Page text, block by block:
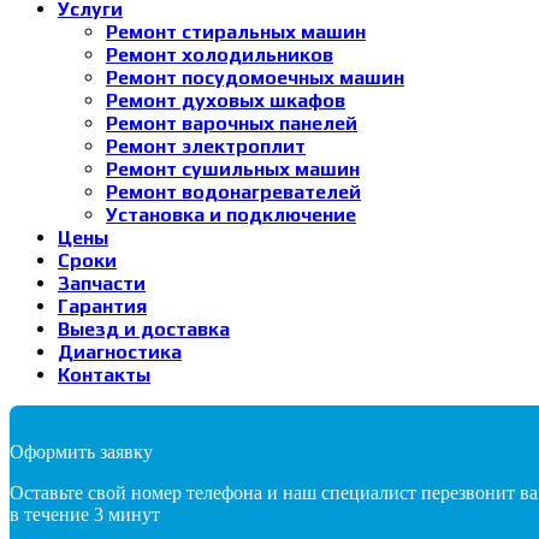
Услуги
Ремонт стиральных машин
Ремонт холодильников
Ремонт посудомоечных машин
Ремонт духовых шкафов
Ремонт варочных панелей
Ремонт электроплит
Ремонт сушильных машин
Ремонт водонагревателей
Установка и подключение
Цены
Сроки
Запчасти
Гарантия
Выезд и доставка
Диагностика
Контакты
Оформить заявку
Оставьте свой номер телефона и наш специалист перезвонит
в течение 3 минут